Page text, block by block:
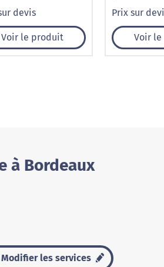
devis
Voir le produit
Prix sur
Voir
à Bordeaux
les services